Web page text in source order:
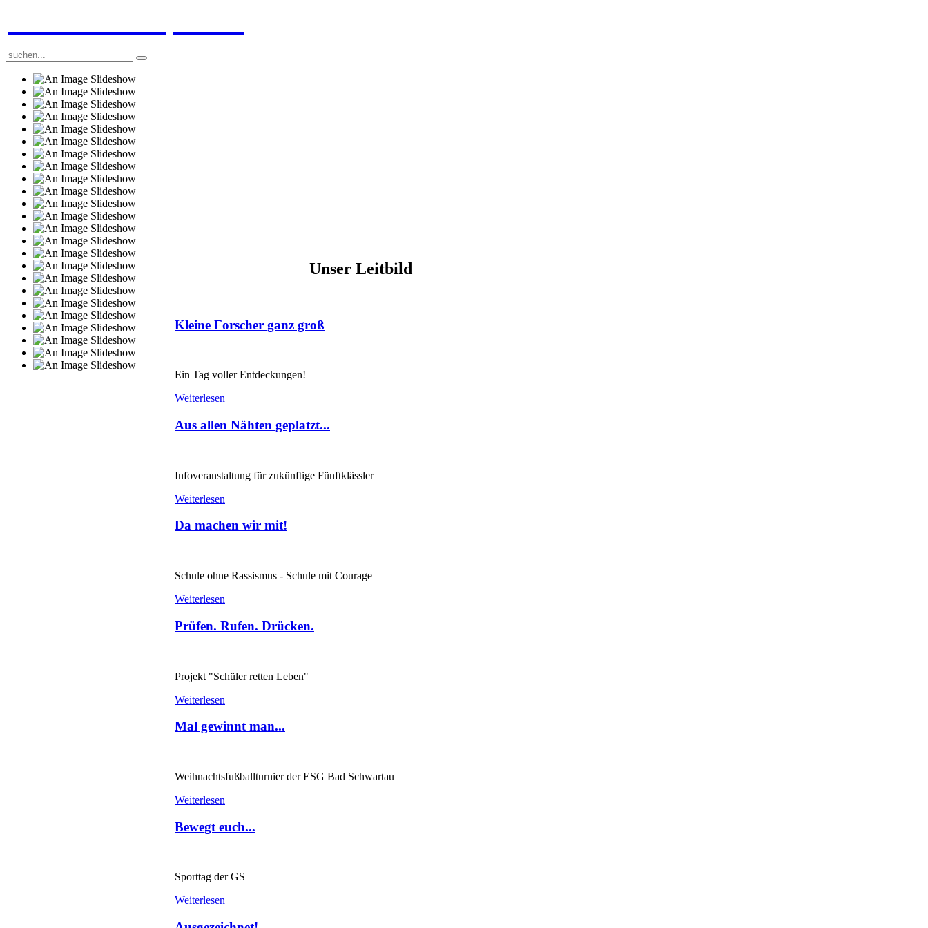
Unser Leitbild
Kleine Forscher ganz groß
Ein Tag voller Entdeckungen!
Weiterlesen
Aus allen Nähten geplatzt...
Infoveranstaltung für zukünftige Fünftklässler
Weiterlesen
Da machen wir mit!
Schule ohne Rassismus - Schule mit Courage
Weiterlesen
Prüfen. Rufen. Drücken.
Projekt "Schüler retten Leben"
Weiterlesen
Mal gewinnt man...
Weihnachtsfußballturnier der ESG Bad Schwartau
Weiterlesen
Bewegt euch...
Sporttag der GS
Weiterlesen